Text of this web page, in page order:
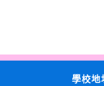
學校地